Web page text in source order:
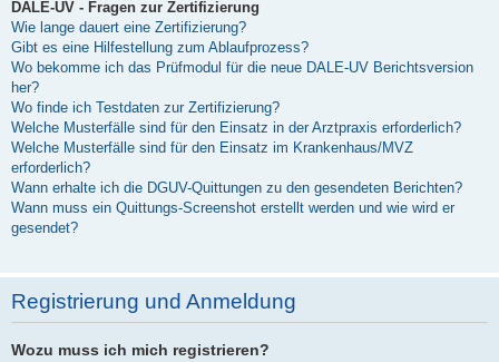
DALE-UV - Fragen zur Zertifizierung
Wie lange dauert eine Zertifizierung?
Gibt es eine Hilfestellung zum Ablaufprozess?
Wo bekomme ich das Prüfmodul für die neue DALE-UV Berichtsversion
her?
Wo finde ich Testdaten zur Zertifizierung?
Welche Musterfälle sind für den Einsatz in der Arztpraxis erforderlich?
Welche Musterfälle sind für den Einsatz im Krankenhaus/MVZ
erforderlich?
Wann erhalte ich die DGUV-Quittungen zu den gesendeten Berichten?
Wann muss ein Quittungs-Screenshot erstellt werden und wie wird er
gesendet?
Registrierung und Anmeldung
Wozu muss ich mich registrieren?